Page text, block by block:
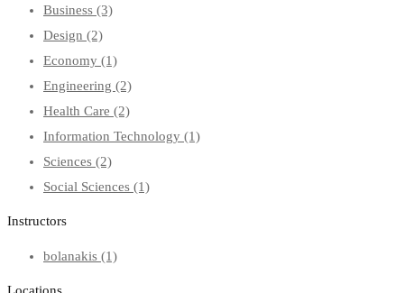
Business (3)
Design (2)
Economy (1)
Engineering (2)
Health Care (2)
Information Technology (1)
Sciences (2)
Social Sciences (1)
Instructors
bolanakis (1)